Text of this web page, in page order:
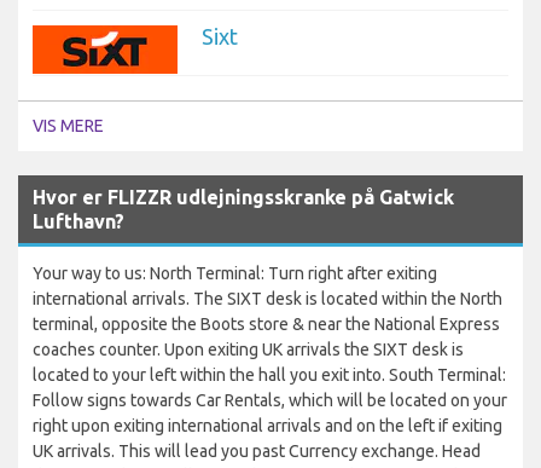
Sixt
VIS MERE
Hvor er FLIZZR udlejningsskranke på Gatwick
Lufthavn?
Your way to us: North Terminal: Turn right after exiting
international arrivals. The SIXT desk is located within the North
terminal, opposite the Boots store & near the National Express
coaches counter. Upon exiting UK arrivals the SIXT desk is
located to your left within the hall you exit into. South Terminal:
Follow signs towards Car Rentals, which will be located on your
right upon exiting international arrivals and on the left if exiting
UK arrivals. This will lead you past Currency exchange. Head